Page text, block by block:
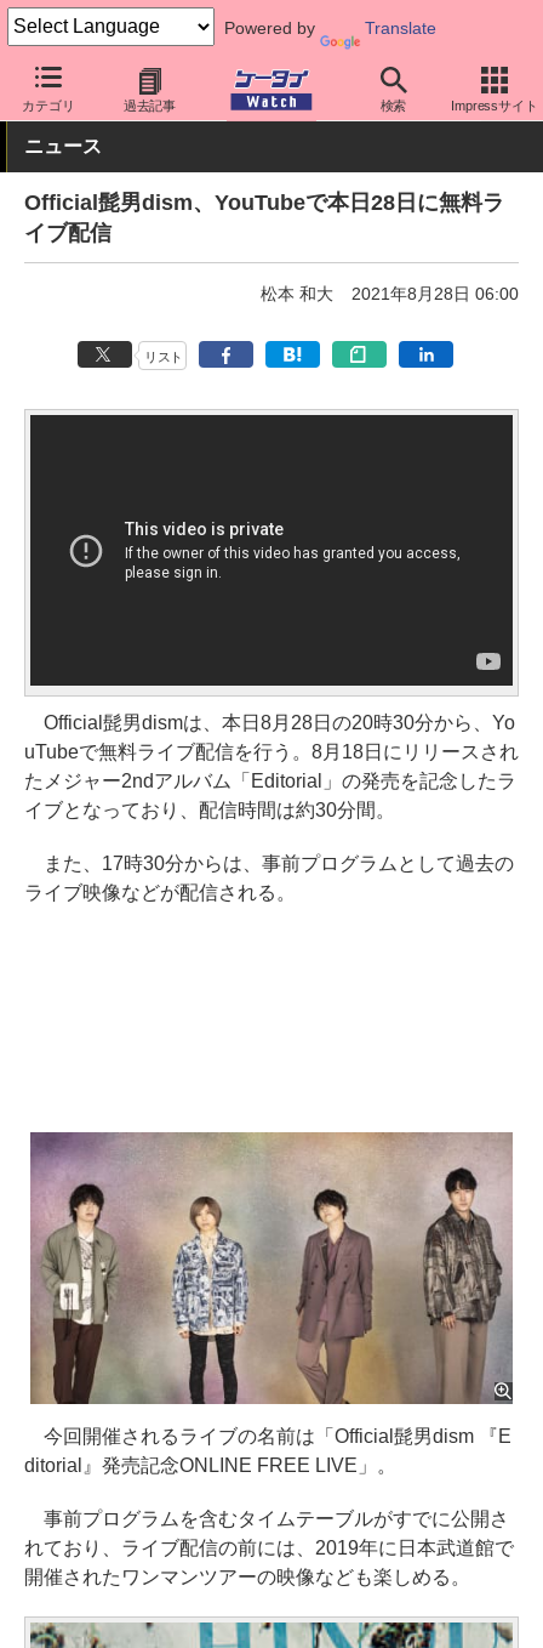
Powered by Translate
カテゴリ 過去記事 検索 Impressサイト
ケータイ Watch アプリ・サービス 動画・音楽・ゲーム
ニュース
Official髭男dism、YouTubeで本日28日に無料ラ
イブ配信
松本 和大 2021年8月28日 06:00
リスト
Official髭男dismは、本日8月28日の20時30分から、Yo
uTubeで無料ライブ配信を行う。8月18日にリリースされ
たメジャー2ndアルバム「Editorial」の発売を記念したラ
イブとなっており、配信時間は約30分間。
また、17時30分からは、事前プログラムとして過去の
ライブ映像などが配信される。
今回開催されるライブの名前は「Official髭男dism 『E
ditorial』発売記念ONLINE FREE LIVE」。
事前プログラムを含むタイムテーブルがすでに公開さ
れており、ライブ配信の前には、2019年に日本武道館で
開催されたワンマンツアーの映像なども楽しめる。